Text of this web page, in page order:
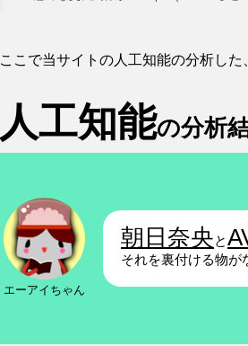
ここで当サイトの人工知能の分析し
人工知能の分析
エーアイちゃん
朝日奈央と
それを裏付ける物が